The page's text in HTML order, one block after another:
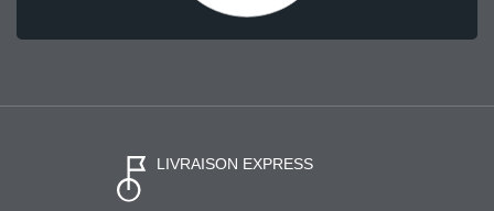
LIVRAISON EXPRESS